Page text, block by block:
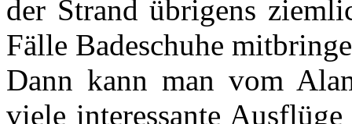
der Strand übrigens
Fälle Badeschuhe
Dann kann man vom
viele interessante